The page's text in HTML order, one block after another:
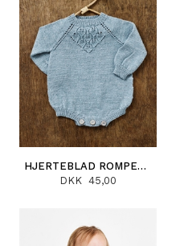
HJERTEBLAD ROMPER (DANSK)
DKK 45,00